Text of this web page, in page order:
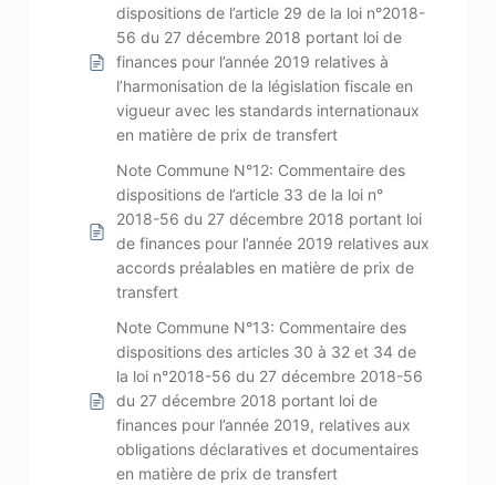
dispositions de l’article 29 de la loi n°2018-
56 du 27 décembre 2018 portant loi de
finances pour l’année 2019 relatives à
l’harmonisation de la législation fiscale en
vigueur avec les standards internationaux
en matière de prix de transfert
Note Commune N°12: Commentaire des
dispositions de l’article 33 de la loi n°
2018-56 du 27 décembre 2018 portant loi
de finances pour l’année 2019 relatives aux
accords préalables en matière de prix de
transfert
Note Commune N°13: Commentaire des
dispositions des articles 30 à 32 et 34 de
la loi n°2018-56 du 27 décembre 2018-56
du 27 décembre 2018 portant loi de
finances pour l’année 2019, relatives aux
obligations déclaratives et documentaires
en matière de prix de transfert